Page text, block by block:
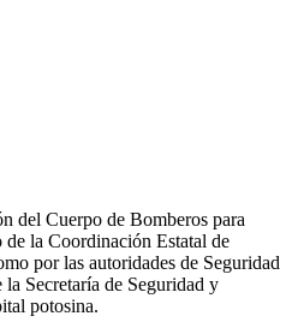
del Cuerpo de Bomberos para
la Coordinación Estatal de
por las autoridades de Seguridad
Secretaría de Seguridad y
potosina.